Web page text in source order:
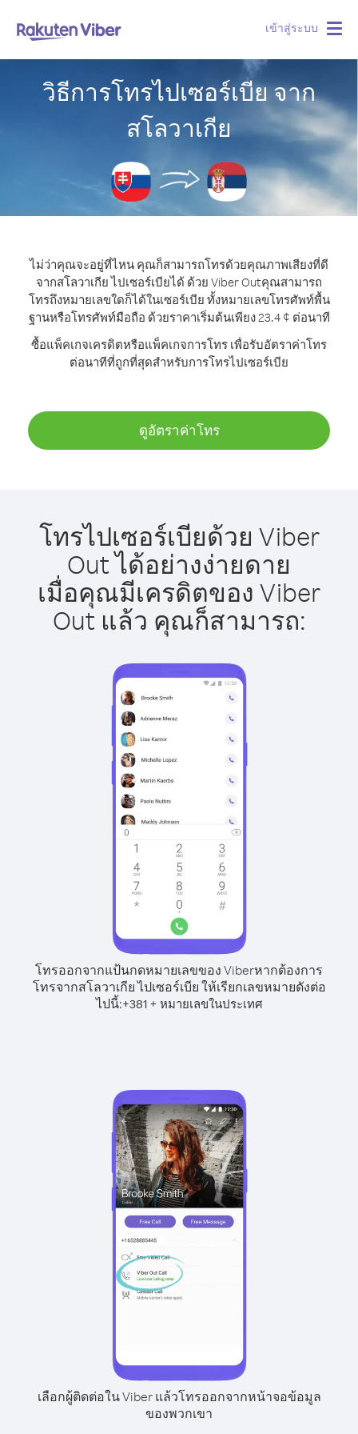
เข้าสู่ระบบ
วิธีการโทรไปเซอร์เบีย จาก
สโลวาเกีย
ไม่ว่าคุณจะอยู่ที่ไหน คุณก็สามารถโทรด้วยคุณภาพเสียงที่ดี
จากสโลวาเกีย ไปเซอร์เบียได้ ด้วย Viber Outคุณสามารถ
โทรถึงหมายเลขใดก็ได้ในเซอร์เบีย ทั้งหมายเลขโทรศัพท์พื้น
ฐานหรือโทรศัพท์มือถือ ด้วยราคาเริ่มต้นเพียง 23.4 ¢ ต่อนาที
ซื้อแพ็คเกจเครดิตหรือแพ็คเกจการโทร เพื่อรับอัตราค่าโทร
ต่อนาทีที่ถูกที่สุดสำหรับการโทรไปเซอร์เบีย
ดูอัตราค่าโทร
โทรไปเซอร์เบียด้วย Viber
Out ได้อย่างง่ายดาย
เมื่อคุณมีเครดิตของ Viber
Out แล้ว คุณก็สามารถ:
โทรออกจากแป้นกดหมายเลขของ Viberหากต้องการ
โทรจากสโลวาเกีย ไปเซอร์เบีย ให้เรียกเลขหมายดังต่อ
ไปนี้:+381+ หมายเลขในประเทศ
เลือกผู้ติดต่อใน Viber แล้วโทรออกจากหน้าจอข้อมูล
ของพวกเขา